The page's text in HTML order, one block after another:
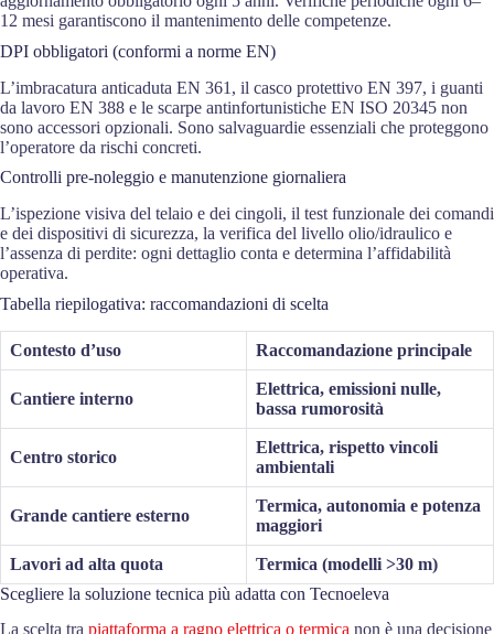
12 mesi garantiscono il mantenimento delle competenze.
DPI obbligatori (conformi a norme EN)
L’imbracatura anticaduta EN 361, il casco protettivo EN 397, i guanti
da lavoro EN 388 e le scarpe antinfortunistiche EN ISO 20345 non
sono accessori opzionali. Sono salvaguardie essenziali che proteggono
l’operatore da rischi concreti.
Controlli pre-noleggio e manutenzione giornaliera
L’ispezione visiva del telaio e dei cingoli, il test funzionale dei comandi
e dei dispositivi di sicurezza, la verifica del livello olio/idraulico e
l’assenza di perdite: ogni dettaglio conta e determina l’affidabilità
operativa.
Tabella riepilogativa: raccomandazioni di scelta
Contesto d’uso Raccomandazione principale
Cantiere interno
Elettrica, emissioni nulle,
bassa rumorosità
Centro storico
Elettrica, rispetto vincoli
ambientali
Grande cantiere esterno
Termica, autonomia e potenza
maggiori
Lavori ad alta quota
Termica (modelli >30 m)
Scegliere la soluzione tecnica più adatta con Tecnoeleva
La scelta tra piattaforma a ragno elettrica o termica non è una decisione